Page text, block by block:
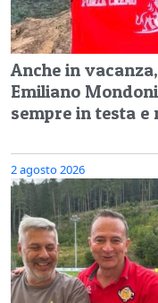
Anche in
Emiliano
sempre in testa e
2 agosto 2026